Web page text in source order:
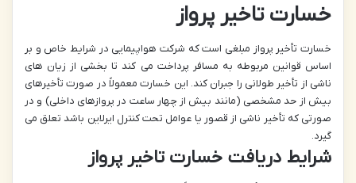
خسارت تاخیر پرواز
خسارت تأخیر پرواز مبلغی است که شرکت هواپیمایی در شرایط خاص و بر
اساس قوانین مربوطه به مسافر پرداخت می کند تا بخشی از زیان های
ناشی از تأخیر طولانی را جبران کند. این خسارت معمولاً در صورت تأخیرهای
بیش از حد مشخصی (مانند بیش از چهار ساعت در پروازهای داخلی) و در
صورتی که تأخیر ناشی از قصور یا عوامل تحت کنترل ایرلاین باشد تعلق می
گیرد.
شرایط دریافت خسارت تاخیر پرواز